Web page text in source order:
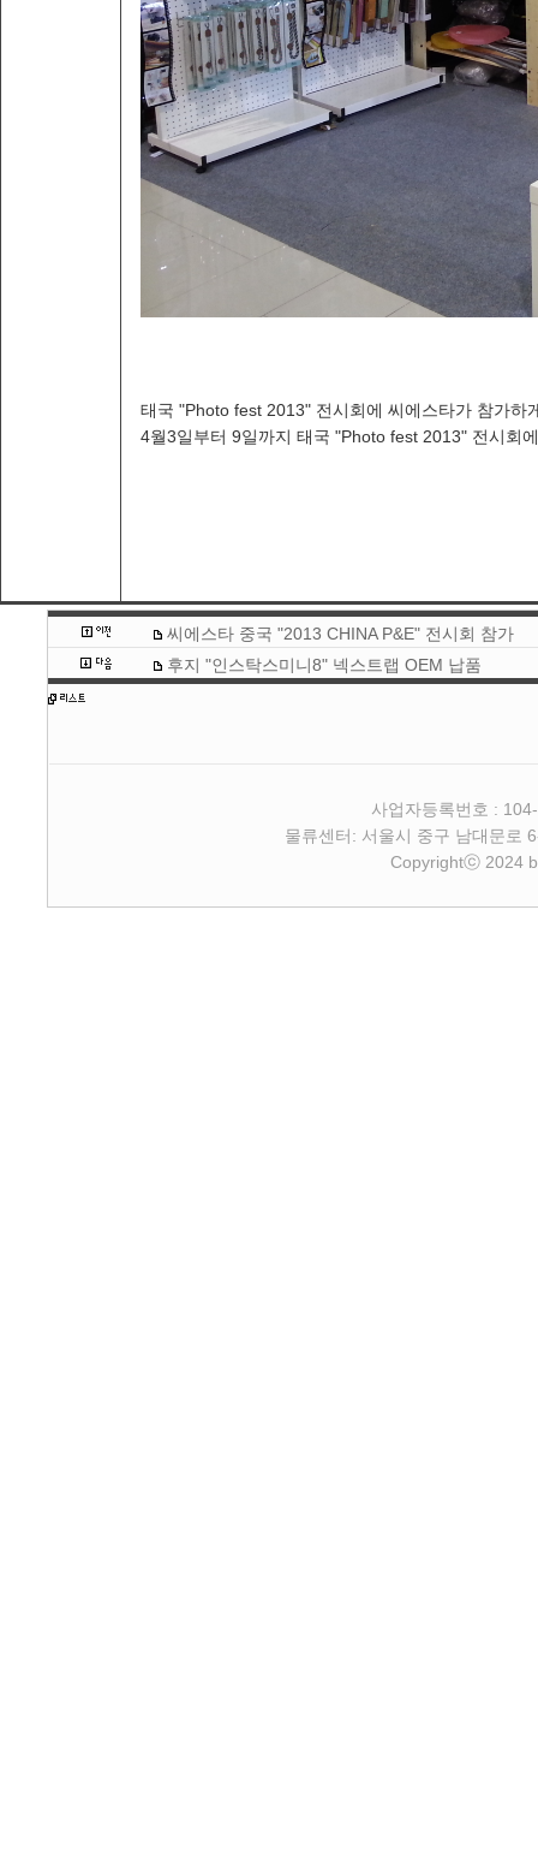
태국 "Photo fest 2013" 전시회에 씨에스타가 참가하
4월3일부터 9일까지 태국 "Photo fest 2013" 전시회
씨에스타 중국 "2013 CHINA P&E" 전시회 참가
후지 "인스탁스미니8" 넥스트랩 OEM 납품
사업자등록번호 :
물류센터: 서울시 중구 남대문로
Copyrightⓒ 2024